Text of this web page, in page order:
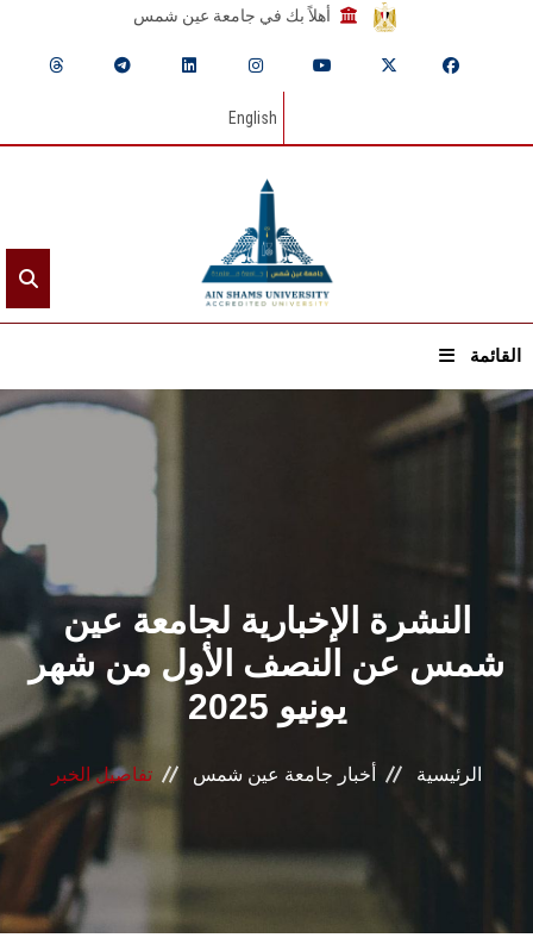
أهلاً بك في جامعة عين شمس
English
القائمة
الرئيسيـة
القطاعـات
الشئون الأكاديمية
البحث العلمي
المراكز والوحدات
الأنظمة الذكية
النشرة الإخبارية لجامعة عين
شمس عن النصف الأول من شهر
يونيو 2025
الرئيسية أخبار جامعة عين شمس تفاصيل الخبر